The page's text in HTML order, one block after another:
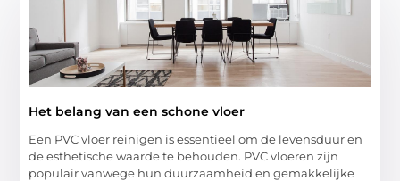
Het belang van een schone vloer
Een PVC vloer reinigen is essentieel om de levensduur en
de esthetische waarde te behouden. PVC vloeren zijn
populair vanwege hun duurzaamheid en gemakkelijke